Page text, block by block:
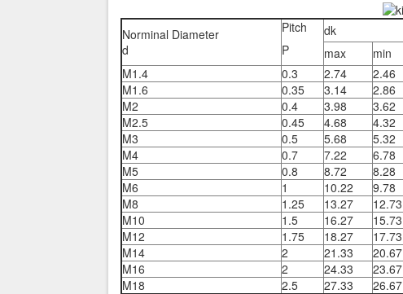
Norminal Diameter
d
Pitch
P
dk
max min
M1.4
0.3 2.74 2.46
M1.6
0.35 3.14 2.86
M2
0.4 3.98 3.62
M2.5
0.45 4.68 4.32
M3
0.5 5.68 5.32
M4
0.7 7.22 6.78
M5
0.8 8.72 8.28
M6
1 10.22 9.78
M8
1.25 13.27 12.73
M10
1.5 16.27 15.73
M12
1.75 18.27 17.73
M14
2 21.33 20.67
M16
2 24.33 23.67
M18
2.5 27.33 26.67